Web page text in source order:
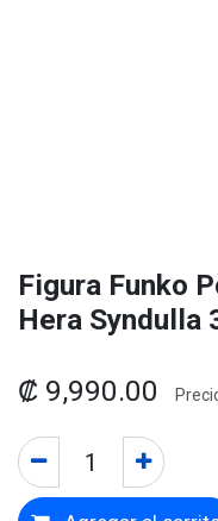
Figura Funko
Hera Syndulla
₡ 9,990.00